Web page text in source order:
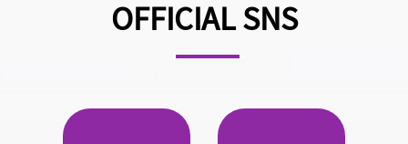
OFFICIAL SNS